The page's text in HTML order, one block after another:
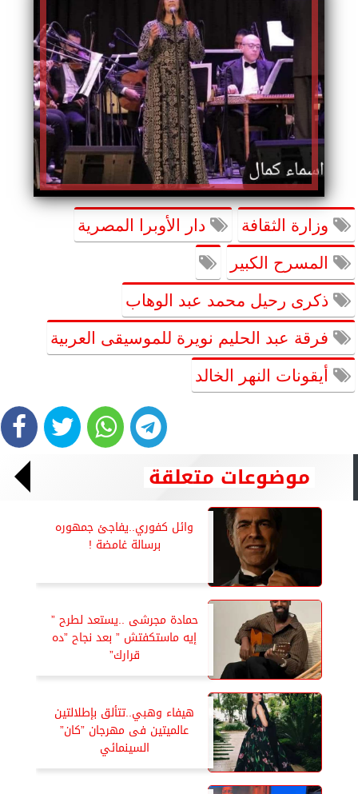
وزارة الثقافة دار الأوبرا المصرية
المسرح الكبير
ذكرى رحيل محمد عبد الوهاب
فرقة عبد الحليم نويرة للموسيقى العربية
أيقونات النهر الخالد
موضوعات متعلقة
وائل كفوري..يفاجئ جمهوره
برسالة غامضة !
حمادة مجرشى ..يستعد لطرح ”
إيه ماستكفتش ” بعد نجاح ”ده
قرارك”
هيفاء وهبي..تتألق بإطلالتين
عالميتين فى مهرجان ”كان”
السينمائي